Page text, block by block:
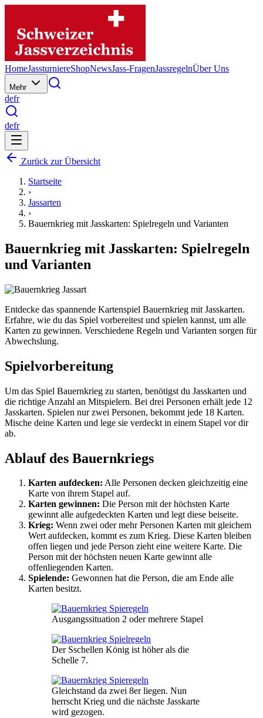
HomeJassturniereShopNewsJass-FragenJassregelnÜber Uns
Mehr
defr
defr
Zurück zur Übersicht
Startseite
›
Jassarten
›
Bauernkrieg mit Jasskarten: Spielregeln und Varianten
Bauernkrieg mit Jasskarten: Spielregeln
und Varianten
Entdecke das spannende Kartenspiel Bauernkrieg mit Jasskarten.
Erfahre, wie du das Spiel vorbereitest und spielen kannst, um alle
Karten zu gewinnen. Verschiedene Regeln und Varianten sorgen für
Abwechslung.
Spielvorbereitung
Um das Spiel Bauernkrieg zu starten, benötigst du Jasskarten und
die richtige Anzahl an Mitspielern. Bei drei Personen erhält jede 12
Jasskarten. Spielen nur zwei Personen, bekommt jede 18 Karten.
Mische deine Karten und lege sie verdeckt in einem Stapel vor dir
ab.
Ablauf des Bauernkriegs
Karten aufdecken: Alle Personen decken gleichzeitig eine
Karte von ihrem Stapel auf.
Karten gewinnen: Die Person mit der höchsten Karte
gewinnt alle aufgedeckten Karten und legt diese beiseite.
Krieg: Wenn zwei oder mehr Personen Karten mit gleichem
Wert aufdecken, kommt es zum Krieg. Diese Karten bleiben
offen liegen und jede Person zieht eine weitere Karte. Die
Person mit der höchsten neuen Karte gewinnt alle
offenliegenden Karten.
Spielende: Gewonnen hat die Person, die am Ende alle
Karten besitzt.
Ausgangssituation 2 oder mehrere Stapel
Der Sschellen König ist höher als die
Schelle 7.
Gleichstand da zwei 8er liegen. Nun
herrscht Krieg und die nächste Jasskarte
wird gezogen.